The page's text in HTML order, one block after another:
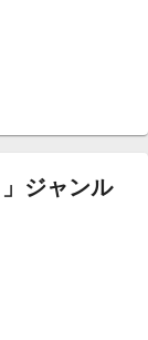
ジャンル